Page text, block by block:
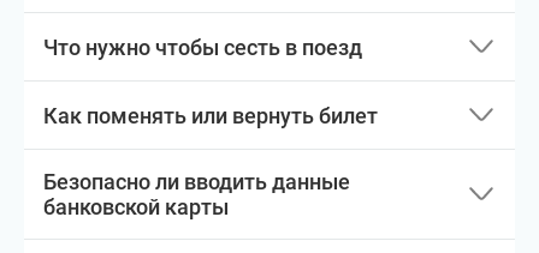
Что нужно чтобы сесть в поезд
Как поменять или вернуть билет
Безопасно ли вводить данные
банковской карты